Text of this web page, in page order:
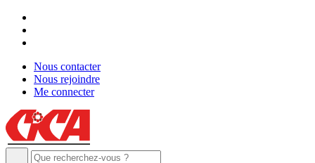
Nous contacter
Nous rejoindre
Me connecter